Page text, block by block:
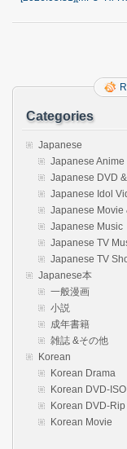
Categories
Japanese
Japanese Anime
Japanese DVD
Japanese Idol
Japanese Movie
Japanese Music
Japanese TV
Japanese TV
Japanese本
一般漫画
小説
成年書籍
雑誌 &その他
Korean
Korean Drama
Korean DVD-ISO
Korean DVD-Rip
Korean Movie